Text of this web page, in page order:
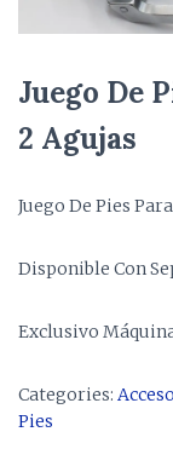
Juego De
2 Agujas
Juego De Pies
Disponible Con
Exclusivo
Categories:
Pies